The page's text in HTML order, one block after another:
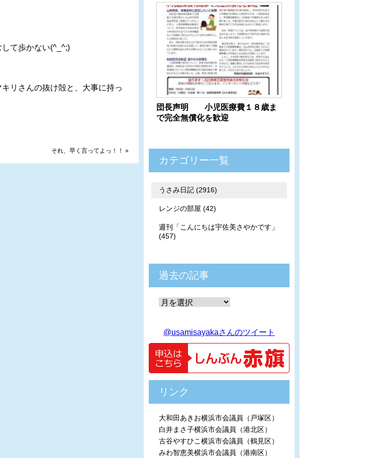
て歩かない(^_^;)
リさんの抜け殻と、大事に持っ
それ、早く言ってよっ！！ »
団長声明 小児医療費１８歳ま
で完全無償化を歓迎
カテゴリー一覧
うさみ日記 (2916)
レンジの部屋 (42)
週刊「こんにちは宇佐美さやかです」
(457)
過去の記事
@usamisayakaさんのツイート
リンク
大和田あきお横浜市会議員（戸塚区）
白井まさ子横浜市会議員（港北区）
古谷やすひこ横浜市会議員（鶴見区）
みわ智恵美横浜市会議員（港南区）